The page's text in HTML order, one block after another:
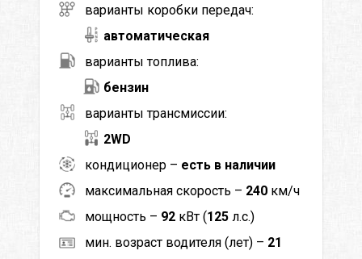
варианты коробки передач:
автоматическая
варианты топлива:
бензин
варианты трансмиссии:
2WD
кондиционер – есть в наличии
максимальная скорость – 240 км/ч
мощность – 92 кВт (125 л.с.)
мин. возраст водителя (лет) – 21